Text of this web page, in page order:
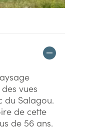
vues
du Salagou.
de cette
de 56 ans.